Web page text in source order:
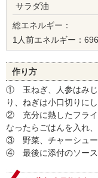
サラダ油
総エネルギー：
1人前エネルギー：
作り方
① 玉ねぎ、人参はみじ
り、ねぎは小口切りに
② 充分に熱したフライ
なったらごはんを入れ
③ 野菜、チャーシュー
④ 最後に添付のソース